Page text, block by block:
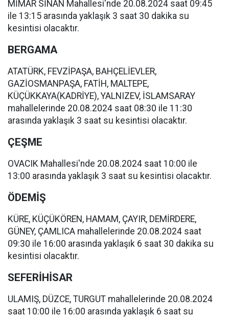
MİMAR SİNAN Mahallesi'nde 20.08.2024 saat 09:45
ile 13:15 arasında yaklaşık 3 saat 30 dakika su
kesintisi olacaktır.
BERGAMA
ATATÜRK, FEVZİPAŞA, BAHÇELİEVLER,
GAZİOSMANPAŞA, FATİH, MALTEPE,
KÜÇÜKKAYA(KADRİYE), YALNIZEV, İSLAMSARAY
mahallelerinde 20.08.2024 saat 08:30 ile 11:30
arasında yaklaşık 3 saat su kesintisi olacaktır.
ÇEŞME
OVACIK Mahallesi'nde 20.08.2024 saat 10:00 ile
13:00 arasında yaklaşık 3 saat su kesintisi olacaktır.
ÖDEMİŞ
KÜRE, KÜÇÜKÖREN, HAMAM, ÇAYIR, DEMİRDERE,
GÜNEY, ÇAMLICA mahallelerinde 20.08.2024 saat
09:30 ile 16:00 arasında yaklaşık 6 saat 30 dakika su
kesintisi olacaktır.
SEFERİHİSAR
ULAMIŞ, DÜZCE, TURGUT mahallelerinde 20.08.2024
saat 10:00 ile 16:00 arasında yaklaşık 6 saat su